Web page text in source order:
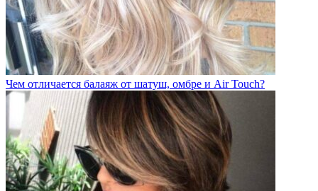
Чем отличается балаяж от шатуш, омбре и Air Touch?